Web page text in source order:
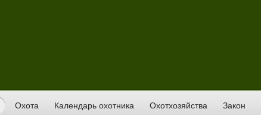
Охота Календарь охотника Охотхозяйства Закон